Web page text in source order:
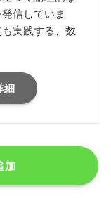
信していま
実践する、数
細
加